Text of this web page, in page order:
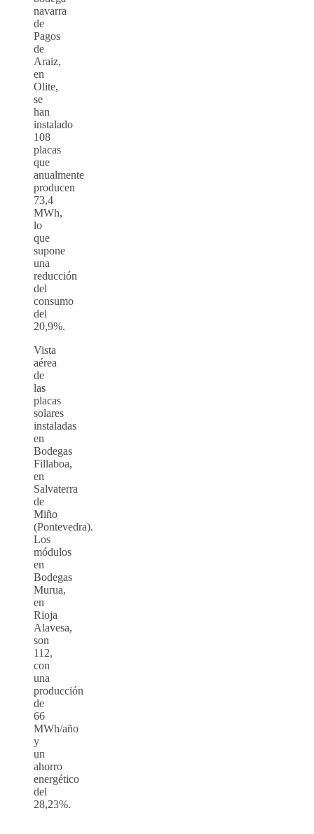
navarra
de
Pagos
de
Araiz,
en
Olite,
se
han
instalado
108
placas
que
anualmente
producen
73,4
MWh,
lo
que
supone
una
reducción
del
consumo
del
20,9%.
Vista
aérea
de
las
placas
solares
instaladas
en
Bodegas
Fillaboa,
en
Salvaterra
de
Miño
(Pontevedra).
Los
módulos
en
Bodegas
Murua,
en
Rioja
Alavesa,
son
112,
con
una
producción
de
66
MWh/año
y
un
ahorro
energético
del
28,23%.